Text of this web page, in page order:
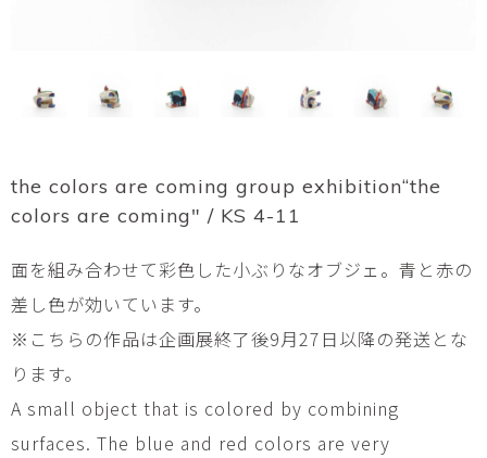
the colors are coming group exhibition“the
colors are coming" / KS 4-11
面を組み合わせて彩色した小ぶりなオブジェ。青と赤の
差し色が効いています。
※こちらの作品は企画展終了後9月27日以降の発送とな
ります。
A small object that is colored by combining
surfaces. The blue and red colors are very